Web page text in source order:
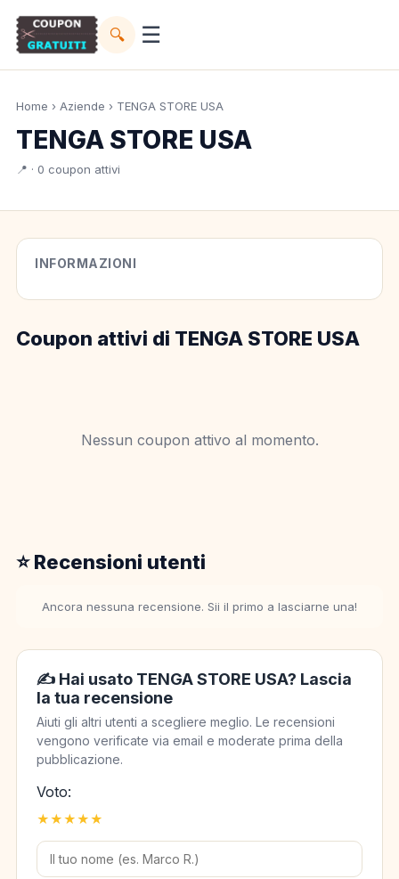
🔍 ☰
Home › Aziende › TENGA STORE USA
TENGA STORE USA
📍 · 0 coupon attivi
INFORMAZIONI
Coupon attivi di TENGA STORE USA
Nessun coupon attivo al momento.
⭐ Recensioni utenti
Ancora nessuna recensione. Sii il primo a lasciarne una!
✍️ Hai usato TENGA STORE USA? Lascia
la tua recensione
Aiuti gli altri utenti a scegliere meglio. Le recensioni
vengono verificate via email e moderate prima della
pubblicazione.
Voto:
★
★
★
★
★